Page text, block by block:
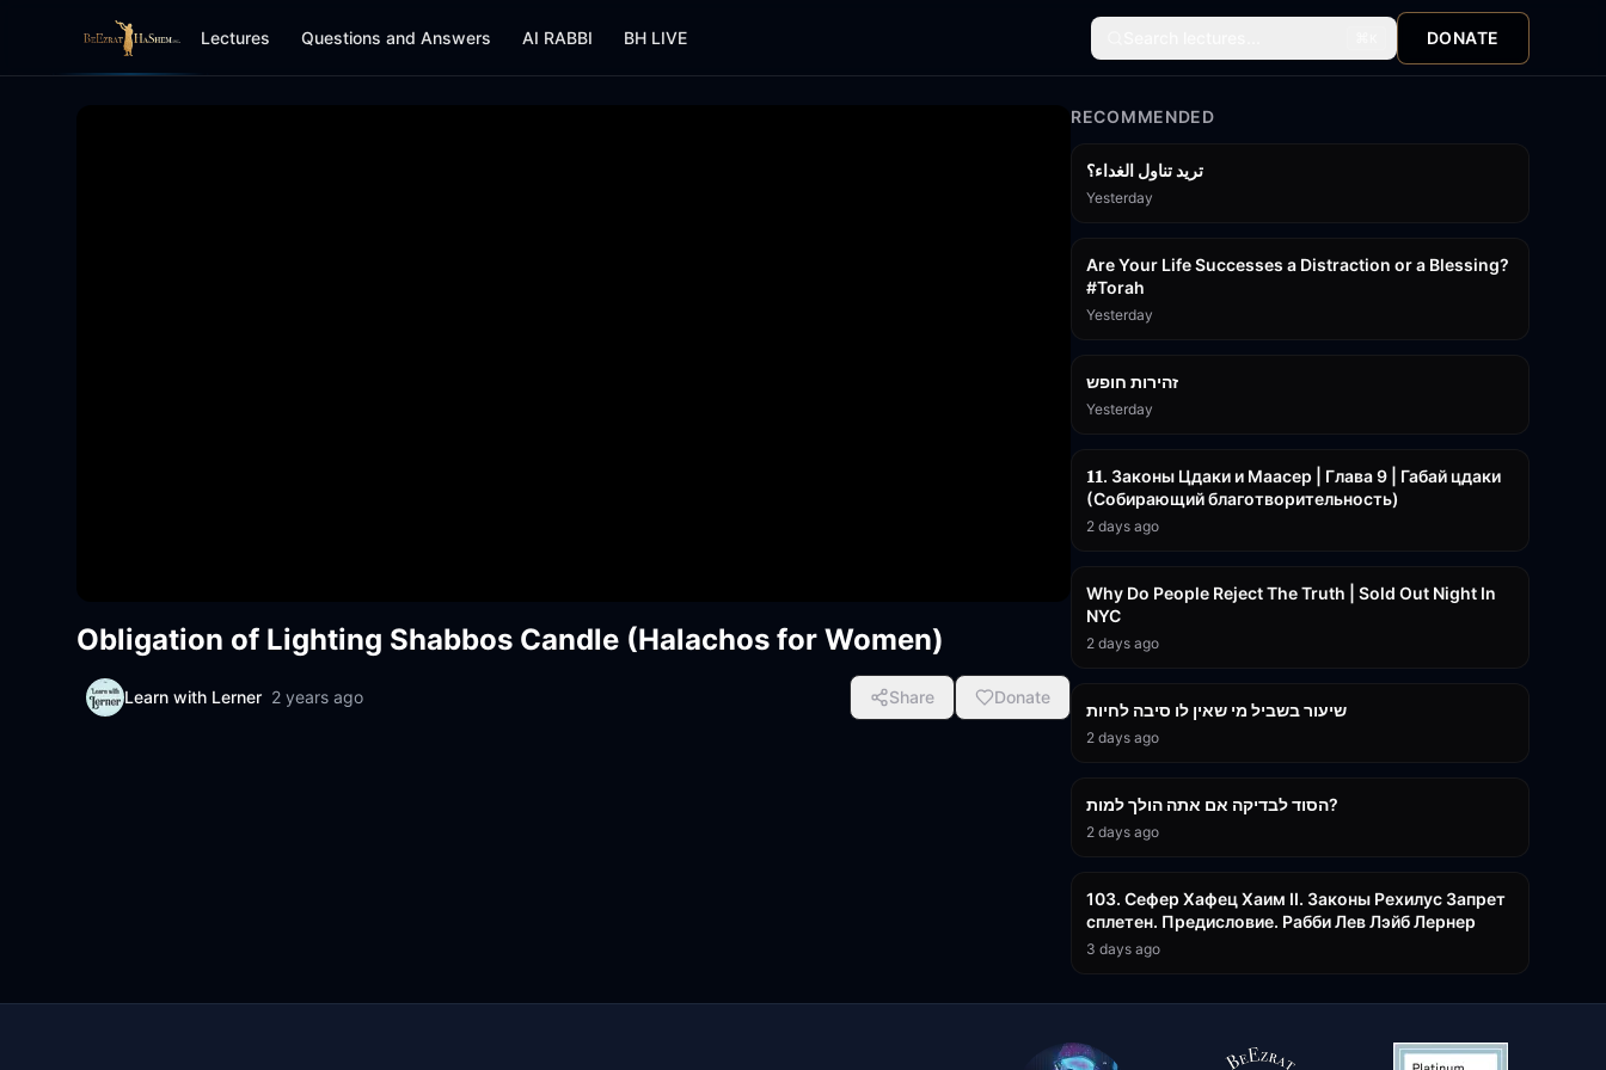
Lectures Questions and Answers AI RABBI BH LIVE DONATE
Obligation of Lighting Shabbos Candle (Halachos for Women)
Learn with Lerner 2 years ago Share Donate
RECOMMENDED
تريد تناول الغداء؟
Yesterday
Are Your Life Successes a Distraction or a Blessing?
#Torah
Yesterday
זהירות חופש
Yesterday
𝟏𝟏. Законы Цдаки и Маасер | Глава 9 | Габай цдаки
(Собирающий благотворительность)
2 days ago
Why Do People Reject The Truth | Sold Out Night In
NYC
2 days ago
שיעור בשביל מי שאין לו סיבה לחיות
2 days ago
הסוד לבדיקה אם אתה הולך למות?
2 days ago
103. Сефер Хафец Хаим II. Законы Рехилус Запрет
сплетен. Предисловие. Рабби Лев Лэйб Лернер
3 days ago